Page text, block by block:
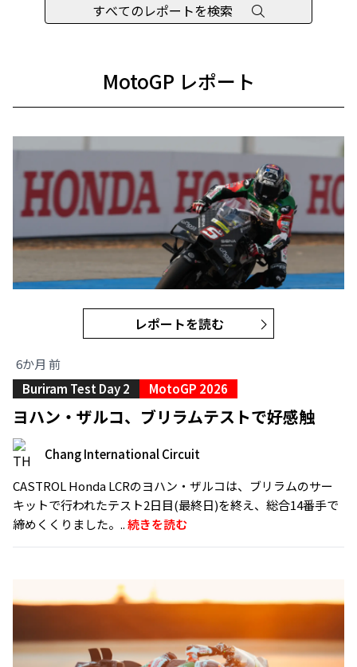
すべてのレポートを検索
MotoGP レポート
レポートを読む
6か月 前
Buriram Test Day 2
MotoGP 2026
ヨハン・ザルコ、ブリラムテストで好感触
Chang International Circuit
CASTROL Honda LCRのヨハン・ザルコは、ブリラムのサー
キットで行われたテスト2日目(最終日)を終え、総合14番手で
締めくくりました。..続きを読む